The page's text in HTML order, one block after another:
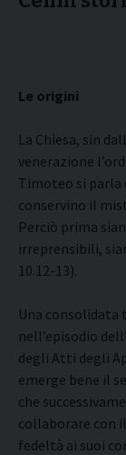
Le origini
La Chiesa, sin
venerazione
Timoteo si parla
conservino il
Perciò prima
irreprensibili,
10.12-13).
Una consolidata
nell’episodio
degli Atti degli
emerge bene il
che
collaborare con
fedeltà ai suoi